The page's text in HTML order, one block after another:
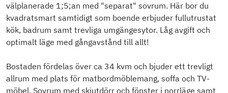
välplanerade 1;5;an med "separat" sovrum. Här bor du
kvadratsmart samtidigt som boende erbjuder fullutrustat
kök, badrum samt trevliga umgängesytor. Låg avgift och
optimalt läge med gångavstånd till allt!
Bostaden fördelas över ca 34 kvm och bjuder ett trevligt
allrum med plats för matbordmöblemang, soffa och TV-
möbel. Sovrum med skjutdörr och fönster i norrläge samt